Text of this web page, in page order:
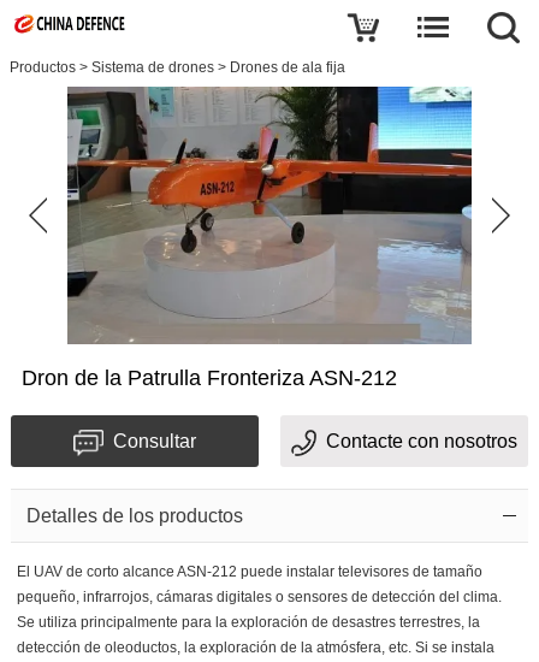
Productos > Sistema de drones > Drones de ala fija
Dron de la Patrulla Fronteriza ASN-212
Consultar Contacte con nosotros
Detalles de los productos
El UAV de corto alcance ASN-212 puede instalar televisores de tamaño
pequeño, infrarrojos, cámaras digitales o sensores de detección del clima.
Se utiliza principalmente para la exploración de desastres terrestres, la
detección de oleoductos, la exploración de la atmósfera, etc. Si se instala